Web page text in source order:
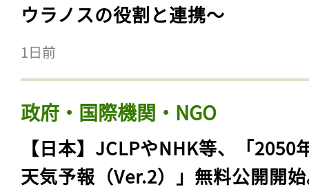
ウラノスの役割と連携〜
1日前
政府・国際機関・NGO
【日本】JCLPやNHK等、「2050
天気予報（Ver.2）」無料公開開